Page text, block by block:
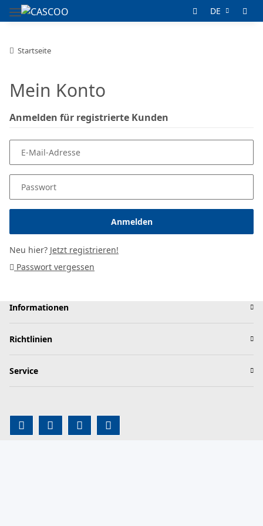
DE
Startseite
Mein Konto
Anmelden für registrierte Kunden
E-Mail-Adresse
Passwort
Anmelden
Neu hier? Jetzt registrieren!
Passwort vergessen
Informationen
Richtlinien
Service